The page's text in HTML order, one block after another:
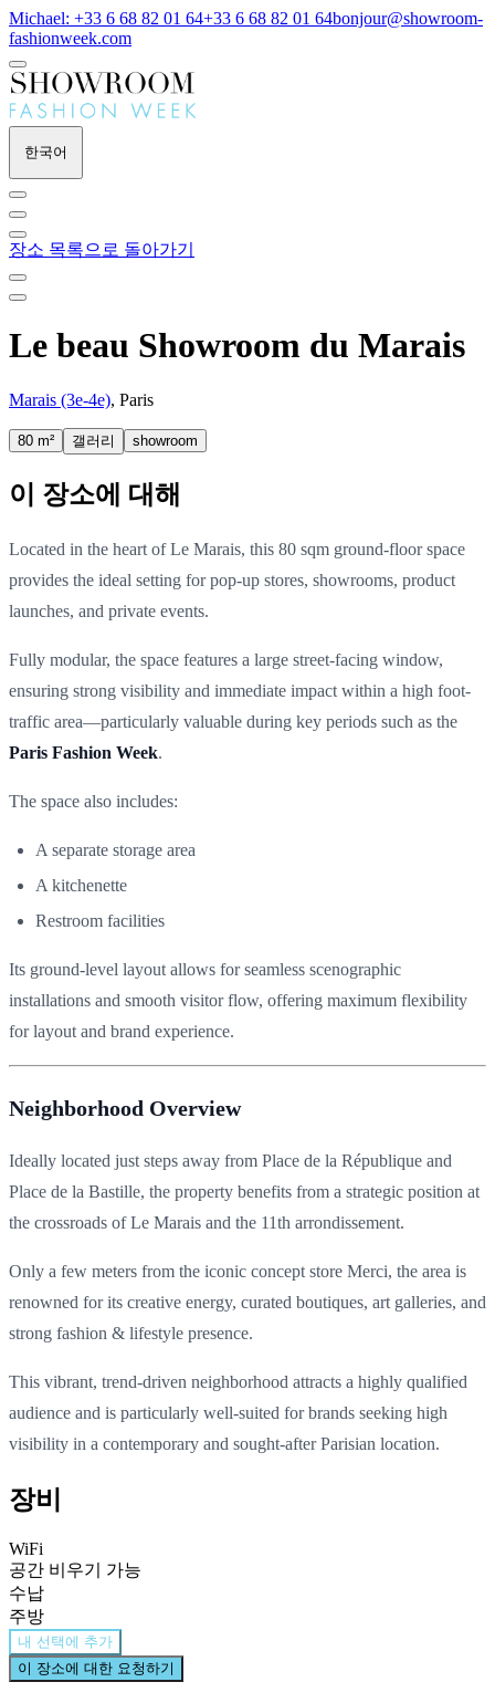
Michael: +33 6 68 82 01 64+33 6 68 82 01 64bonjour@showroom-
fashionweek.com
한국어
장소 목록으로 돌아가기
Le beau Showroom du Marais
Marais (3e-4e), Paris
80 m² 갤러리 showroom
이 장소에 대해
Located in the heart ofLe Marais, this 80 sqm ground-floor space
provides the ideal setting for pop-up stores, showrooms, product
launches, and private events.
Fully modular, the space features a large street-facing window,
ensuring strong visibility and immediate impact within a high foot-
traffic area—particularly valuable during key periods such as the
Paris Fashion Week.
The space also includes:
A separate storage area
A kitchenette
Restroom facilities
Its ground-level layout allows for seamless scenographic
installations and smooth visitor flow, offering maximum flexibility
for layout and brand experience.
Neighborhood Overview
Ideally located just steps away from Place de la République and
Place de la Bastille, the property benefits from a strategic position at
the crossroads of Le Marais and the 11th arrondissement.
Only a few meters from the iconic concept store Merci, the area is
renowned for its creative energy, curated boutiques, art galleries, and
strong fashion & lifestyle presence.
This vibrant, trend-driven neighborhood attracts a highly qualified
audience and is particularly well-suited for brands seeking high
visibility in a contemporary and sought-after Parisian location.
장비
WiFi
공간 비우기 가능
수납
주방
내 선택에 추가
이 장소에 대한 요청하기